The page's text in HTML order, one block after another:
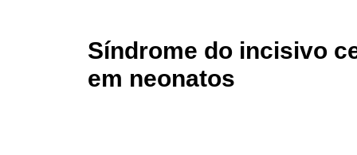
Síndrome do incisivo
em neonatos